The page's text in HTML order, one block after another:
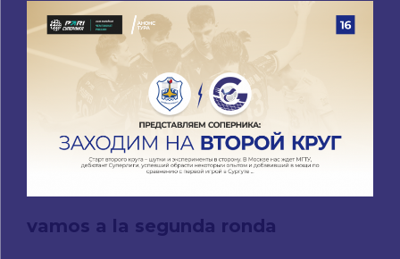
vamos a la segunda ronda